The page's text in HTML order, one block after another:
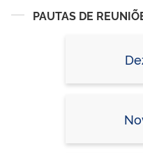
PAUTAS DE